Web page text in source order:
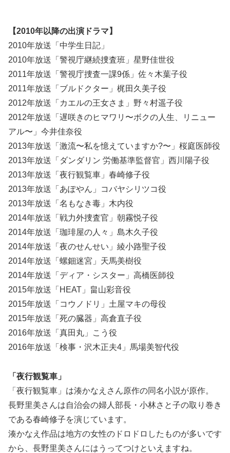
【2010年以降の出演ドラマ】
2010年放送「中学生日記」
2010年放送「警視庁継続捜査班」星野佳世役
2011年放送「警視庁捜査一課9係」佐々木葉子役
2011年放送「ブルドクター」梶田久美子役
2012年放送「カエルの王女さま」野々村遥子役
2012年放送「遅咲きのヒマワリ〜ボクの人生、リニュー
アル〜」今井佳奈役
2013年放送「激流〜私を憶えていますか?〜」桜庭医師役
2013年放送「ダンダリン 労働基準監督官」西川陽子役
2013年放送「夜行観覧車」春崎修子役
2013年放送「あぽやん」コバヤシリツコ役
2013年放送「名もなき毒」木内役
2014年放送「戦力外捜査官」朝霧悦子役
2014年放送「珈琲屋の人々」島木久子役
2014年放送「夜のせんせい」綾小路聖子役
2014年放送「螺鈿迷宮」天馬美樹役
2014年放送「ディア・シスター」高橋医師役
2015年放送「HEAT」畠山彩音役
2015年放送「コウノドリ」土屋マキの母役
2015年放送「死の臓器」高倉直子役
2016年放送「真田丸」こう役
2016年放送「検事・沢木正夫4」馬場美智代役
「夜行観覧車」
「夜行観覧車」は湊かなえさん原作の同名小説が原作。
長野里美さんは自治会の婦人部長・小林さと子の取り巻き
である春崎修子を演じています。
湊かなえ作品は地方の女性のドロドロしたものが多いです
から、長野里美さんにはうってつけといえますね。